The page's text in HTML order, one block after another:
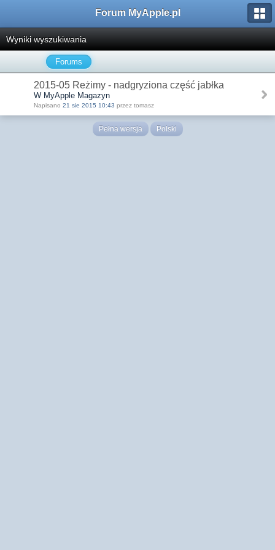
Forum MyApple.pl
Wyniki wyszukiwania
Forums
2015-05 Reżimy - nadgryziona część jabłka
W MyApple Magazyn
Napisano 21 sie 2015 10:43 przez tomasz
Pełna wersja Polski